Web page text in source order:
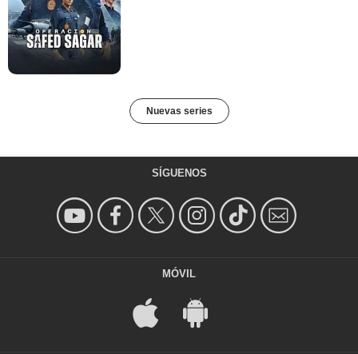
Nuevas series
SÍGUENOS
MÓVIL